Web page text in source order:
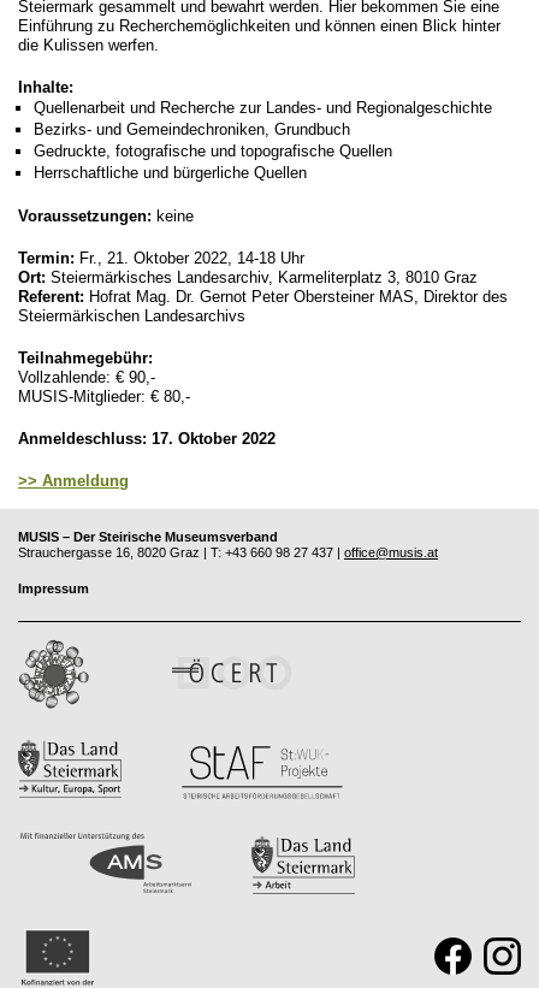
Steiermark gesammelt und bewahrt werden. Hier bekommen Sie eine
Einführung zu Recherchemöglichkeiten und können einen Blick hinter
die Kulissen werfen.
Inhalte:
Quellenarbeit und Recherche zur Landes- und Regionalgeschichte
Bezirks- und Gemeindechroniken, Grundbuch
Gedruckte, fotografische und topografische Quellen
Herrschaftliche und bürgerliche Quellen
Voraussetzungen: keine
Termin: Fr., 21. Oktober 2022, 14-18 Uhr
Ort: Steiermärkisches Landesarchiv, Karmeliterplatz 3, 8010 Graz
Referent: Hofrat Mag. Dr. Gernot Peter Obersteiner MAS, Direktor des
Steiermärkischen Landesarchivs
Teilnahmegebühr:
Vollzahlende: € 90,-
MUSIS-Mitglieder: € 80,-
Anmeldeschluss: 17. Oktober 2022
>> Anmeldung
MUSIS – Der Steirische Museumsverband
Strauchergasse 16, 8020 Graz | T: +43 660 98 27 437 | office@musis.at
Impressum